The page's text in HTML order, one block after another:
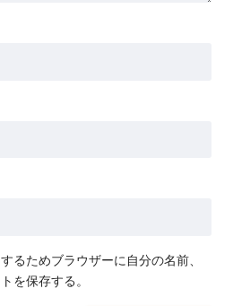
るためブラウザーに自分の名前、
を保存する。